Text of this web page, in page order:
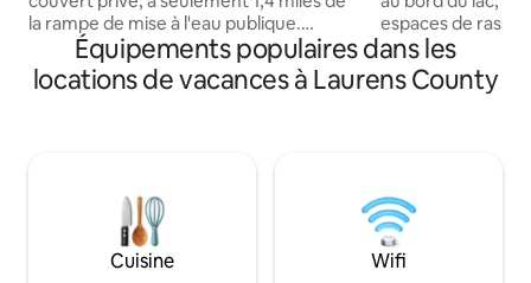
la rampe de mise à l'eau publique.
Profitez d'un accès facile à l'eau depuis
un terrain plat rare avec une grande
terrasse et un porche couvert pour les
modernes comme une connexion Wi-Fi,
une télévision intelligente, une cuisine
approvisionnée, une cafetière, un lave-
vaisselle, un lave-linge/sèche-linge et un
espaces de
confortables et
pourrez amarrer
d'un café au bord
pour les animaux
Remarque : il
niveaux au bord
escaliers, des
Équipements populaires dans les
locations de vacances à Laurens County
Cuisine Wifi